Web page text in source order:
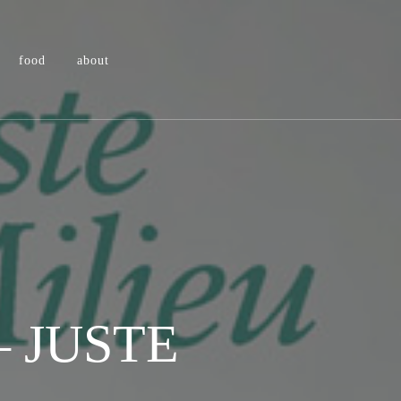
food about
JUSTE